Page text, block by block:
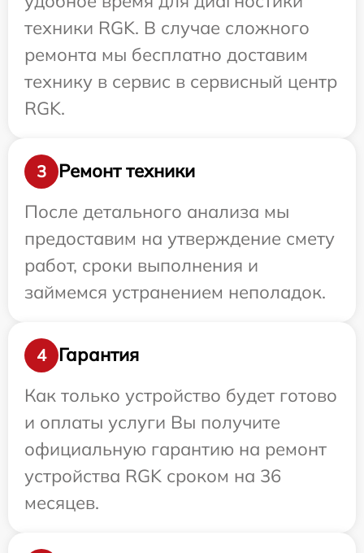
техники RGK. В случае сложного
ремонта мы бесплатно доставим
технику в сервис в сервисный центр
RGK.
3
Ремонт техники
После детального анализа мы
предоставим на утверждение смету
работ, сроки выполнения и
займемся устранением неполадок.
4
Гарантия
Как только устройство будет готово
и оплаты услуги Вы получите
официальную гарантию на ремонт
устройства RGK сроком на 36
месяцев.